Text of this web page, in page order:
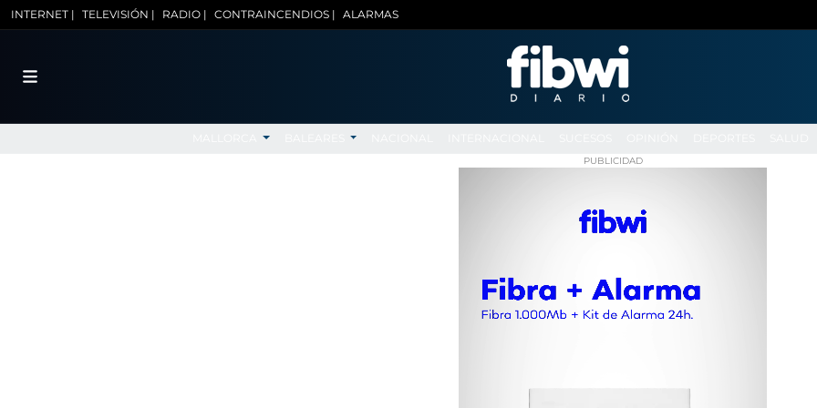
INTERNET | TELEVISIÓN | RADIO | CONTRAINCENDIOS | ALARMAS